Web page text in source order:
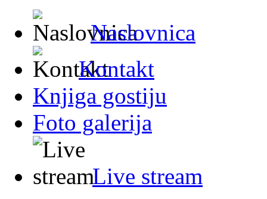
Naslovnica
Kontakt
Knjiga gostiju
Foto galerija
Live stream